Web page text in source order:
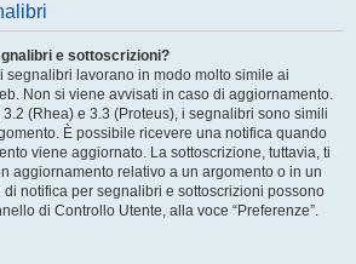
e sottoscrizioni?
segnalibri lavorano in modo molto simile ai
Non si viene avvisati in caso di aggiornamento.
(Rhea) e 3.3 (Proteus), i segnalibri sono simili
È possibile ricevere una notifica quando
viene aggiornato. La sottoscrizione, tuttavia, ti
aggiornamento relativo a un argomento o in un
notifica per segnalibri e sottoscrizioni possono
di Controllo Utente, alla voce “Preferenze”.